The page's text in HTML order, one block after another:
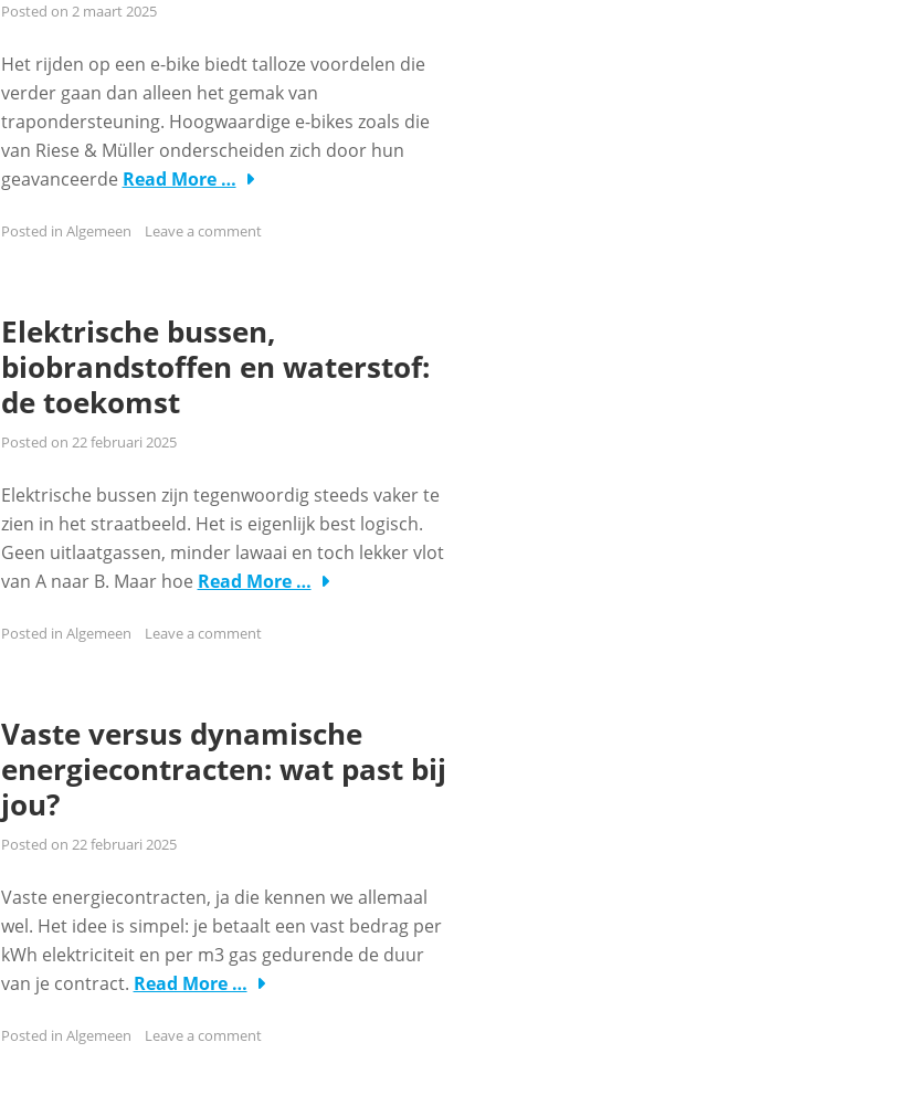
Posted on 2 maart 2025
Het rijden op een e-bike biedt talloze voordelen die
verder gaan dan alleen het gemak van
trapondersteuning. Hoogwaardige e-bikes zoals die
van Riese & Müller onderscheiden zich door hun
geavanceerde Read More …
Posted in Algemeen Leave a comment
Elektrische bussen,
biobrandstoffen en waterstof:
de toekomst
Posted on 22 februari 2025
Elektrische bussen zijn tegenwoordig steeds vaker te
zien in het straatbeeld. Het is eigenlijk best logisch.
Geen uitlaatgassen, minder lawaai en toch lekker vlot
van A naar B. Maar hoe Read More …
Posted in Algemeen Leave a comment
Vaste versus dynamische
energiecontracten: wat past bij
jou?
Posted on 22 februari 2025
Vaste energiecontracten, ja die kennen we allemaal
wel. Het idee is simpel: je betaalt een vast bedrag per
kWh elektriciteit en per m3 gas gedurende de duur
van je contract. Read More …
Posted in Algemeen Leave a comment